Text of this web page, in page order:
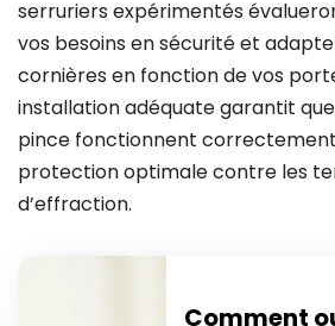
serruriers expérimentés
vos besoins en sécurité et
cornières en fonction de vos
installation adéquate garantit
pince fonctionnent
protection optimale contre les
d’effraction.
Comment